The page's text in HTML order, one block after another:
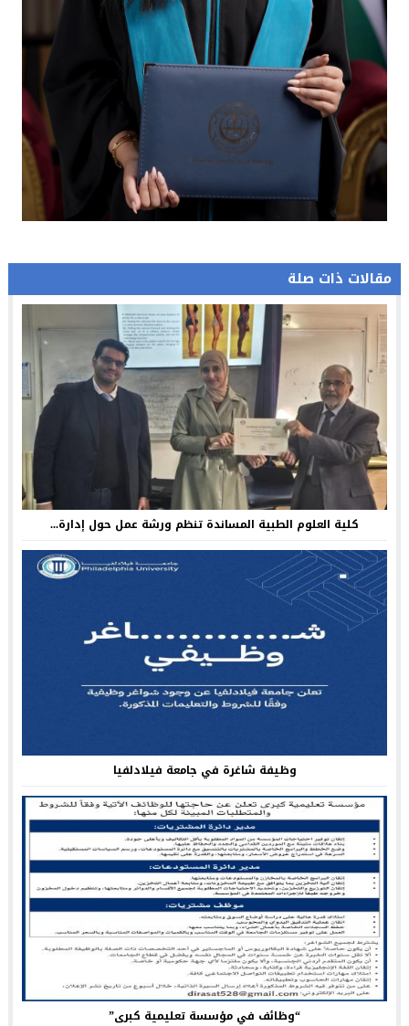
مقالات ذات صلة
كلية العلوم الطبية المساندة تنظم ورشة عمل حول إدارة...
وظيفة شاغرة في جامعة فيلادلفيا
“وظائف في مؤسسة تعليمية كبرى”